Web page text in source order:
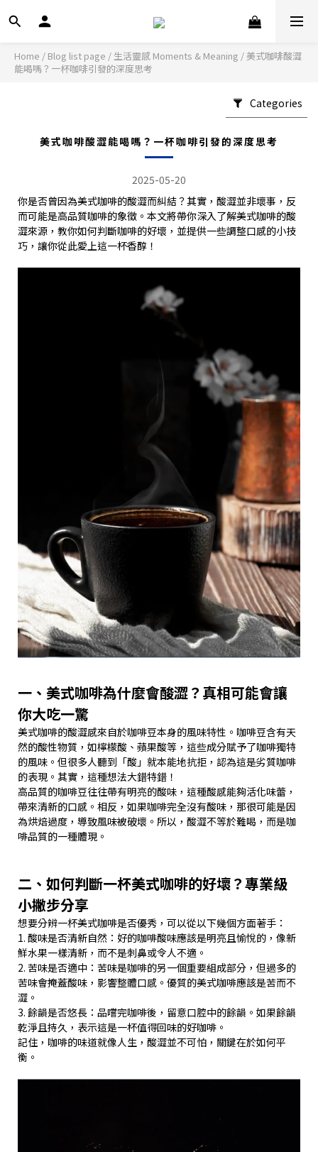
Home / Blog list page / 生活靈感 Moments & Meaning / 美式咖啡酸澀
能喝嗎？一杯咖啡引發的深度思考
Categories
美式咖啡酸澀能喝嗎？一杯咖啡引發的深度思考
2025-05-20
你是否曾因為美式咖啡的酸澀而糾結？其實，酸澀並非壞事，反
而可能是高品質咖啡的象徵。本文將帶你深入了解美式咖啡的酸
澀來源，教你如何判斷咖啡的好壞，並提供一些調整口感的小技
巧，讓你從此愛上這一杯香醇！
一、美式咖啡為什麼會酸澀？真相可能會讓
你大吃一驚
美式咖啡的酸澀感來自於咖啡豆本身的風味特性。咖啡豆含有天
然的酸性物質，如檸檬酸、蘋果酸等，這些成分賦予了咖啡獨特
的風味。但很多人聽到「酸」就本能地抗拒，認為這是劣質咖啡
的表現。其實，這種想法大錯特錯！
高品質的咖啡豆往往帶有明亮的酸味，這種酸感能夠活化味蕾，
帶來清新的口感。相反，如果咖啡完全沒有酸味，那很可能是因
為烘焙過度，導致風味被破壞。所以，酸澀不等於難喝，而是咖
啡品質的一種體現。
二、如何判斷一杯美式咖啡的好壞？專業級
小撇步分享
想要分辨一杯美式咖啡是否優秀，可以從以下幾個方面著手：
1. 酸味是否清新自然：好的咖啡酸味應該是明亮且愉悅的，像新
鮮水果一樣清新，而不是刺鼻或令人不適。
2. 苦味是否適中：苦味是咖啡的另一個重要組成部分，但過多的
苦味會掩蓋酸味，影響整體口感。優質的美式咖啡應該是苦而不
澀。
3. 餘韻是否悠長：品嚐完咖啡後，留意口腔中的餘韻。如果餘韻
乾淨且持久，表示這是一杯值得回味的好咖啡。
記住，咖啡的味道就像人生，酸澀並不可怕，關鍵在於如何平
衡。